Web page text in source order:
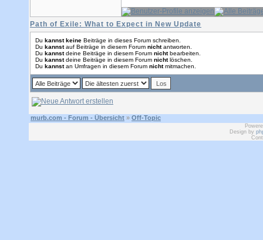
Path of Exile: What to Expect in New Update
Du kannst keine Beiträge in dieses Forum schreiben.
Du kannstauf Beiträge in diesem Forum nichtantworten.
Du kannstdeine Beiträge in diesem Forum nichtbearbeiten.
Du kannstdeine Beiträge in diesem Forum nichtlöschen.
Du kannstan Umfragen in diesem Forum nichtmitmachen.
murb.com - Forum - Übersicht » Off-Topic
Design by